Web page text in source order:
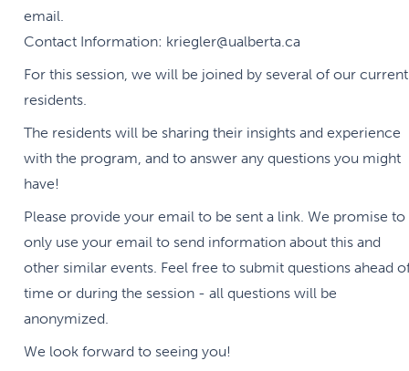
email.
Contact Information: kriegler@ualberta.ca
For this session, we will be joined by several of our current
residents.
The residents will be sharing their insights and experience
with the program, and to answer any questions you might
have!
Please provide your email to be sent a link. We promise to
only use your email to send information about this and
other similar events. Feel free to submit questions ahead
time or during the session - all questions will be
anonymized.
We look forward to seeing you!